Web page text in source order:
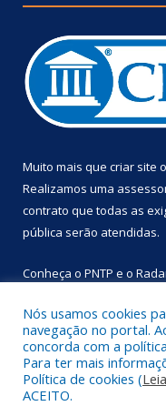
Muito mais que criar site
Realizamos uma
contrato que todas as
pública serão atendidas.
Conheça o PNTP e o
Todos os direitos
Nós usamos cookies
navegação no portal.
concorda com a
Para ter mais
Política de cookies (
ACEITO.